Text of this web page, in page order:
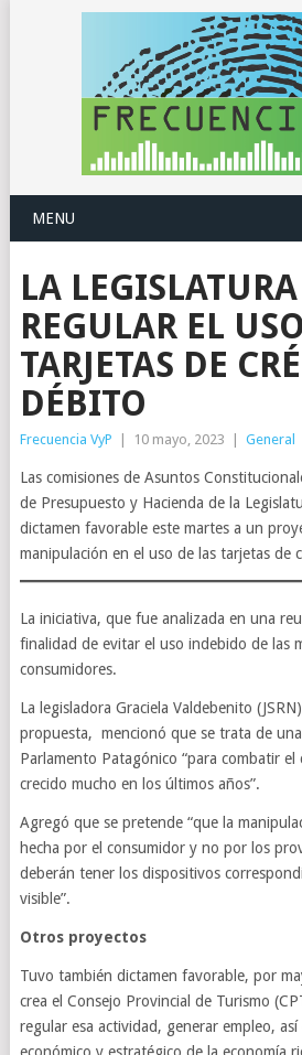
MENU
LA
REGULAR EL
TARJETAS DE
DÉBITO
Frecuencia VyP 10 mayo, 2023 General
Las comisiones de Asuntos
de Presupuesto y Hacienda de la
dictamen favorable este martes a un
manipulación en el uso de las tarjetas de
La iniciativa, que fue analizada en una
finalidad de evitar el uso indebido de las
consumidores.
La legisladora Graciela Valdebenito
propuesta, mencionó que se trata de
Parlamento Patagónico “para combatir
crecido mucho en los últimos años”.
Agregó que se pretende “que la
hecha por el consumidor y no por los
deberán tener los dispositivos
visible”.
Otros proyectos
Tuvo también dictamen favorable, por
crea el Consejo Provincial de Turismo
regular esa actividad, generar empleo,